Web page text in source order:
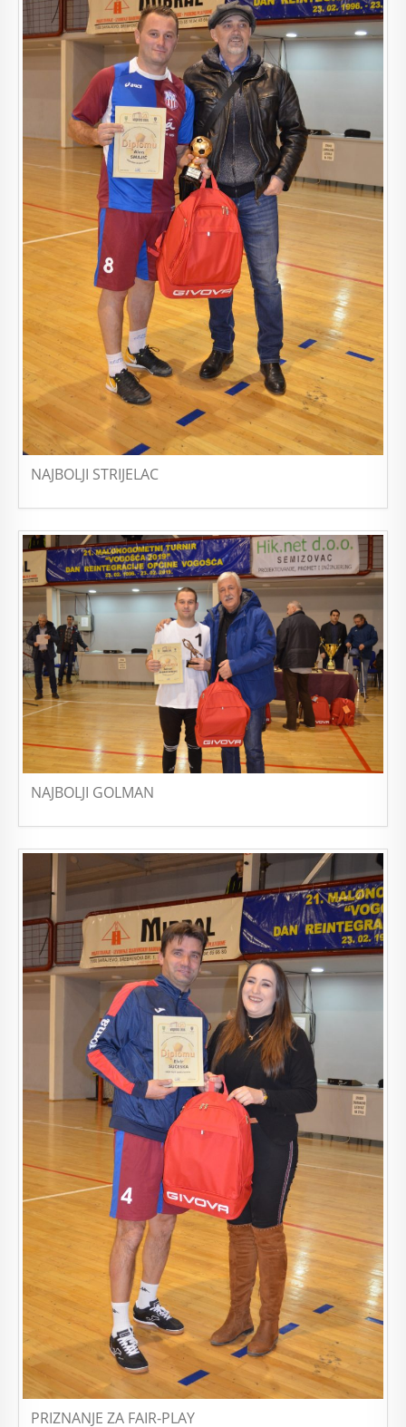
NAJBOLJI STRIJELAC
NAJBOLJI GOLMAN
PRIZNANJE ZA FAIR-PLAY